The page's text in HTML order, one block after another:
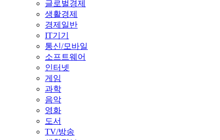
글로벌경제
생활경제
경제일반
IT기기
통신/모바일
소프트웨어
인터넷
게임
과학
음악
영화
도서
TV/방송